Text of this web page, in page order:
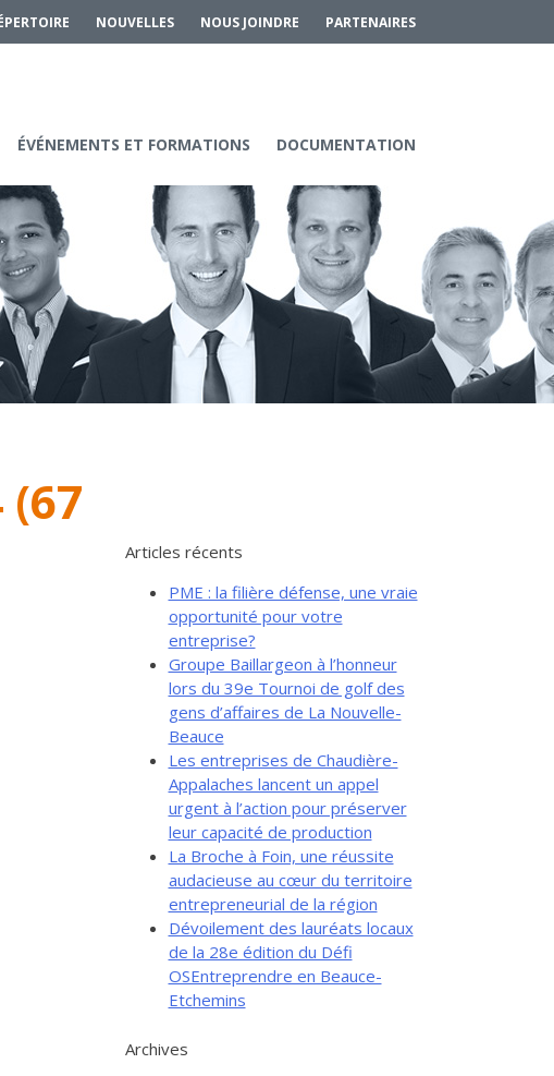
NOUVELLES NOUS JOINDRE PARTENAIRES
ÉVÉNEMENTS ET FORMATIONS DOCUMENTATION
Articles récents
PME : la filière défense, une vraie
opportunité pour votre
entreprise?
Groupe Baillargeon à l’honneur
lors du 39e Tournoi de golf des
gens d’affaires de La Nouvelle-
Beauce
Les entreprises de Chaudière-
Appalaches lancent un appel
urgent à l’action pour préserver
leur capacité de production
La Broche à Foin, une réussite
audacieuse au cœur du territoire
entrepreneurial de la région
Dévoilement des lauréats locaux
de la 28e édition du Défi
OSEntreprendre en Beauce-
Etchemins
Archives